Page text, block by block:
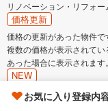
リノベーション・リフォー
価格更新
価格の更新があった物件で
複数の価格が表示されて
あった場合に表示されます。
NEW
情報公開日が7日以内の場
建築条件付き土地
お気に入り登録内